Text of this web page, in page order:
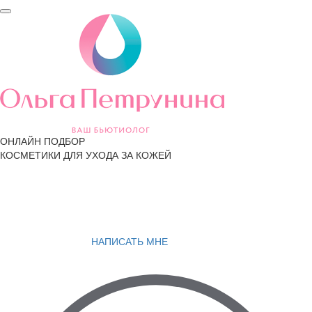
ОНЛАЙН ПОДБОР
КОСМЕТИКИ ДЛЯ УХОДА ЗА КОЖЕЙ
НАПИСАТЬ МНЕ